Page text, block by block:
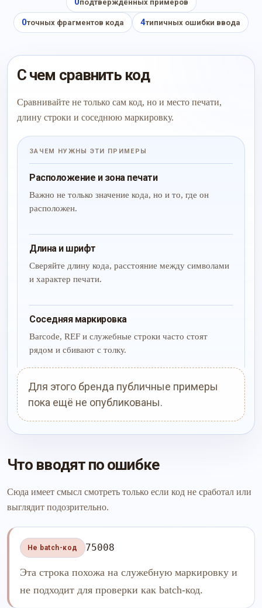
подтверждённых примеров
0точных фрагментов кода 4типичных ошибки ввода
С чем сравнить код
Сравнивайте не только сам код, но и место печати,
длину строки и соседнюю маркировку.
ЗАЧЕМ НУЖНЫ ЭТИ ПРИМЕРЫ
Расположение и зона печати
Важно не только значение кода, но и то, где он
расположен.
Длина и шрифт
Сверяйте длину кода, расстояние между символами
и характер печати.
Соседняя маркировка
Barcode, REF и служебные строки часто стоят
рядом и сбивают с толку.
Для этого бренда публичные примеры
пока ещё не опубликованы.
Что вводят по ошибке
Сюда имеет смысл смотреть только если код не сработал или
выглядит подозрительно.
Не batch-код 75008
Эта строка похожа на служебную маркировку и
не подходит для проверки как batch-код.